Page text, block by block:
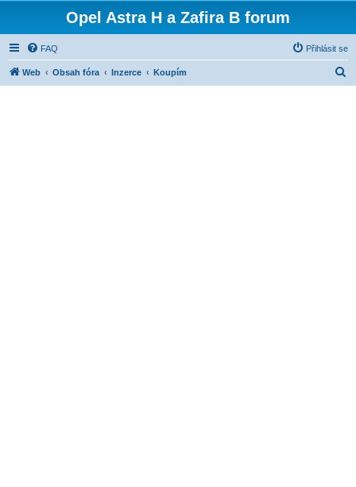
Opel Astra H a Zafira B forum
FAQ Přihlásit se
Web Obsah fóra Inzerce Koupím